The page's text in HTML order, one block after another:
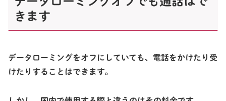
きます
データローミングをオフにしていても、電話をかけたり受
けたりすることはできます。